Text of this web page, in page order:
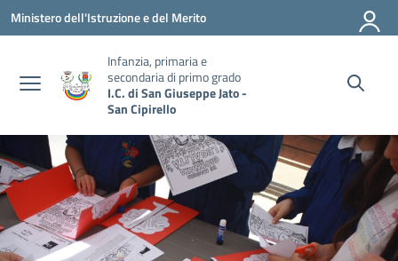
Vai ai contenuti
Vai al menu di navigazione
Vai al footer
Ministero dell'Istruzione e del Merito
Infanzia, primaria e
secondaria di primo grado
I.C. di San Giuseppe Jato -
San Cipirello